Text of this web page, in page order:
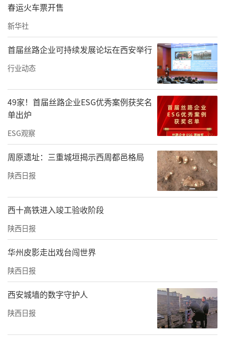
春运火车票开售
新华社
首届丝路企业可持续发展论坛在西安举行
行业动态
49家！首届丝路企业ESG优秀案例获奖名
单出炉
ESG观察
周原遗址：三重城垣揭示西周都邑格局
陕西日报
西十高铁进入竣工验收阶段
陕西日报
华州皮影走出戏台闯世界
陕西日报
西安城墙的数字守护人
陕西日报